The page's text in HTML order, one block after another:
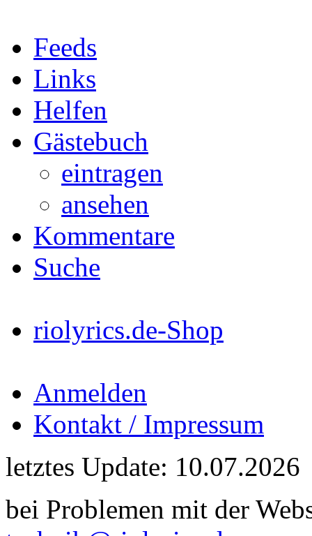
Feeds
Links
Helfen
Gästebuch
eintragen
ansehen
Kommentare
Suche
riolyrics.de-Shop
Anmelden
Kontakt / Impressum
letztes Update: 10.07.2026
bei Problemen mit der